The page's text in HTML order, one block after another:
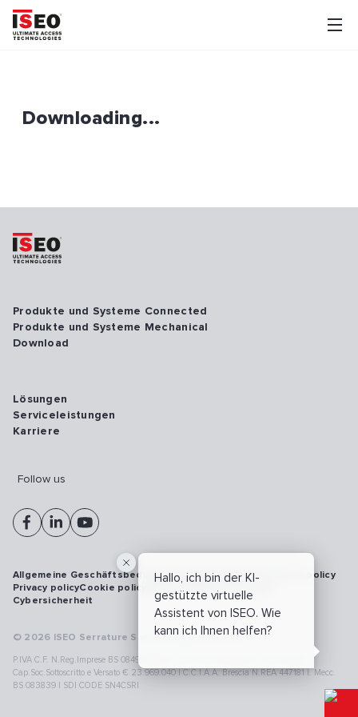
Downloading...
Hallo, ich bin der KI-
gestützte virtuelle
Assistent von ISEO. Wie
kann ich Ihnen helfen?
Produkte und Systeme Connected
Produkte und Systeme Mechanical
Download
Lösungen
Serviceleistungen
Karriere
Follow us
© 2026 ISEO Serrature S.p.A. All right reserved
P.IVA C.F. N.Reg.Imprese BS 08499190018 | Cap.Soc.Deliberato € 24.340.965 |
Cap.Soc.Sottoscritto e Versato € 23.969.040 | C.C.I.A.A. Brescia N.REA 447181 |. Mecc.
BS 083839 | SDI CODE SN4CSRI
Allgemeine GeschäftsbedingungenVulnerability disclosure policy
Privacy policyCookie policy Model 231
Whistleblowing
Cybersicherheit